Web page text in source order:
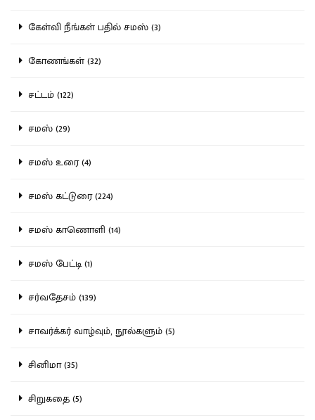
கேள்வி நீங்கள் பதில் சமஸ் (3)
கோணங்கள் (32)
சட்டம் (122)
சமஸ் (29)
சமஸ் உரை (4)
சமஸ் கட்டுரை (224)
சமஸ் காணொளி (14)
சமஸ் பேட்டி (1)
சர்வதேசம் (139)
சாவர்க்கர் வாழ்வும், நூல்களும் (5)
சினிமா (35)
சிறுகதை (5)